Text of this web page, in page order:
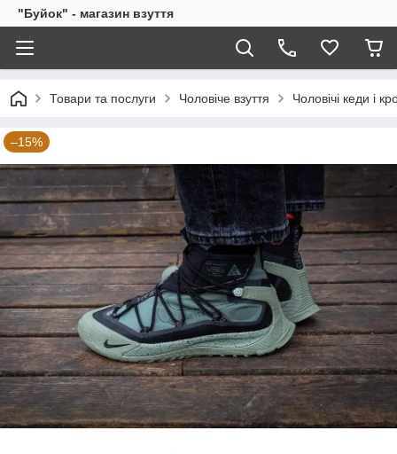
"Буйок" - магазин взуття
Товари та послуги Чоловіче взуття Чоловічі кеди і
–15%